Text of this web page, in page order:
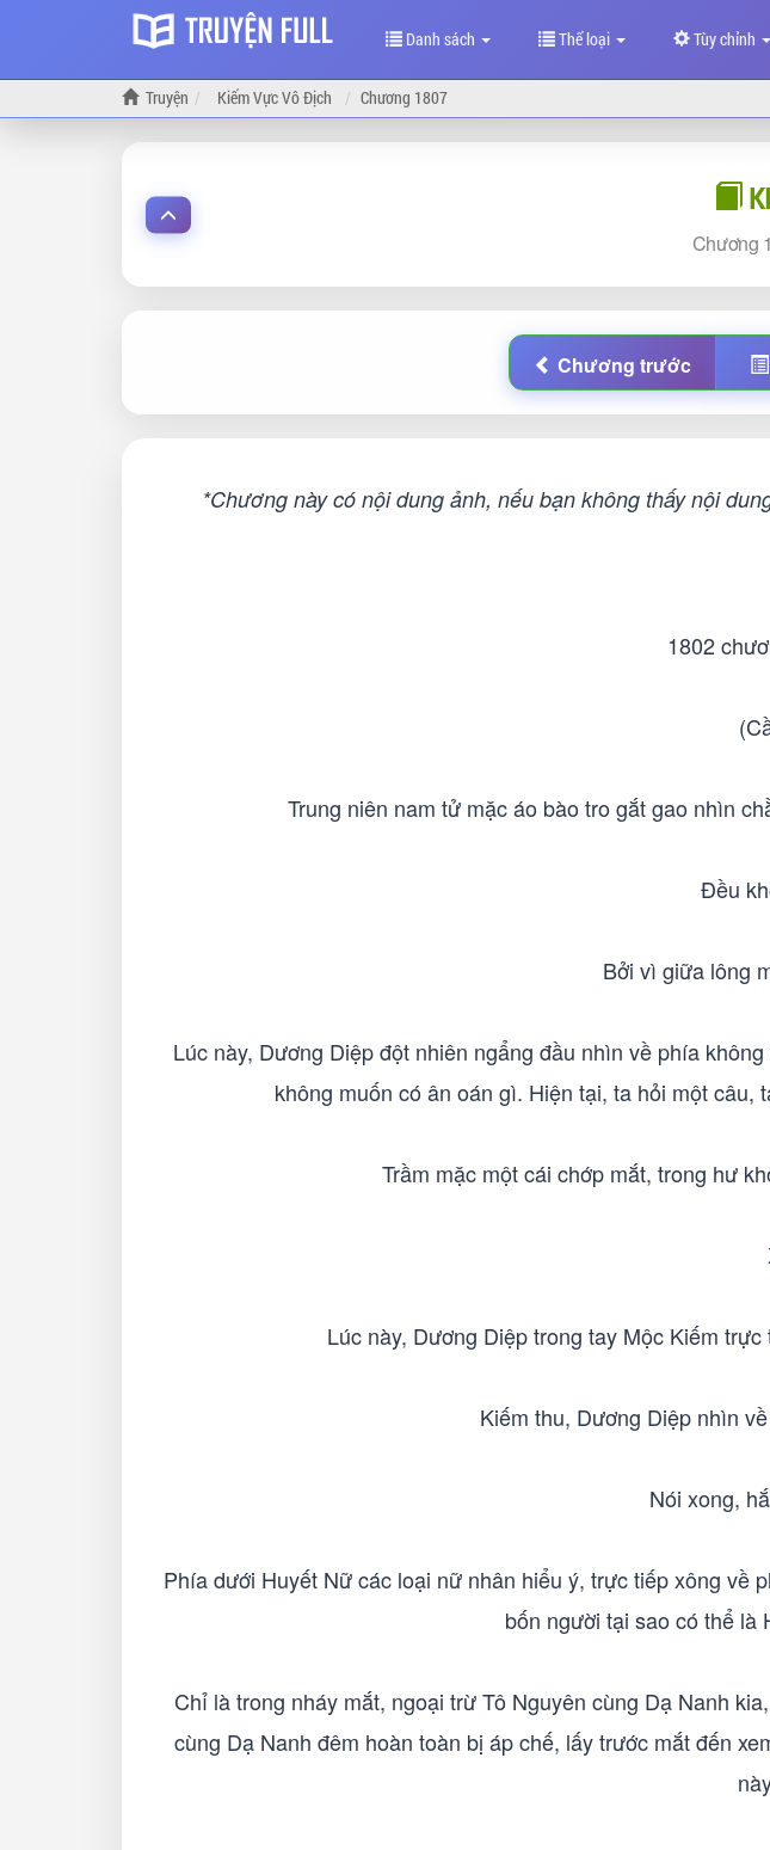
Danh sách Thể loại Tùy chỉnh
Truyện Kiếm Vực Vô Địch Chương 1807
Chương
Chương trước
*Chương này có nội dung ảnh, nếu bạn không thấy nội
1802
Trung niên nam tử mặc áo bào tro gắt gao nhìn
Đều
Bởi vì giữa lông
Lúc này, Dương Diệp đột nhiên ngẩng đầu nhìn về phía
không muốn có ân oán gì. Hiện tại, ta hỏi một
Trầm mặc một cái chớp mắt, trong hư
Lúc này, Dương Diệp trong tay Mộc Kiếm
Kiếm thu, Dương Diệp nhìn
Nói xong,
Phía dưới Huyết Nữ các loại nữ nhân hiểu ý, trực tiếp xông về
bốn người tại sao có thể là
Chỉ là trong nháy mắt, ngoại trừ Tô Nguyên cùng Dạ Nanh
cùng Dạ Nanh đêm hoàn toàn bị áp chế, lấy trước mắt đến